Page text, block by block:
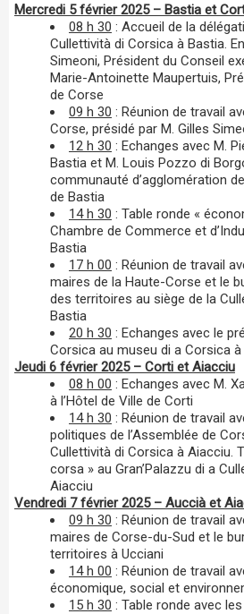
Mercredi 5 février 2025 – Bastia et
08 h 30 : Accueil de la
Cullettività di Corsica à Bastia.
Simeoni, Président du Conseil
Marie-Antoinette Maupertuis,
de Corse
09 h 30 : Réunion de travail
Corse, présidé par M. Gilles
12 h 30 : Echanges avec M.
Bastia et M. Louis Pozzo di
communauté d’agglomération
de Bastia
14 h 30 : Table ronde «
Chambre de Commerce et
Bastia
17 h 00 : Réunion de travail
maires de la Haute-Corse et le
des territoires au siège de la
Bastia
20 h 30 : Echanges avec le
Corsica au museu di a Corsica
Jeudi 6 février 2025 – Corti et Aiacciu
08 h 00 : Echanges avec M.
à l’Hôtel de Ville de Corti
14 h 30 : Réunion de travail
politiques de l’Assemblée de
Cullettività di Corsica à Aiacciu.
corsa » au Gran’Palazzu di a
Aiacciu
Vendredi 7 février 2025 – Auccià et
09 h 30 : Réunion de travail
maires de Corse-du-Sud et le
territoires à Ucciani
14 h 00 : Réunion de travail
économique, social et
15 h 30 : Table ronde avec